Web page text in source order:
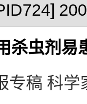
杀虫剂易
稿 科学家